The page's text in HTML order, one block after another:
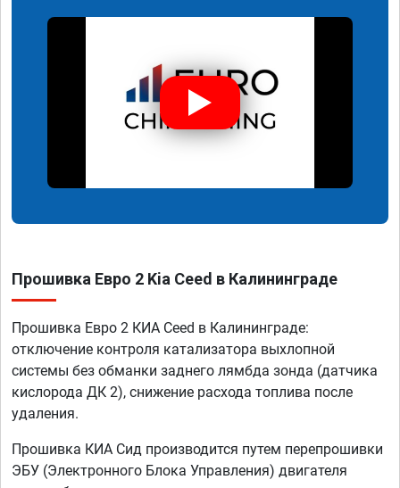
Прошивка Евро 2 Kia Ceed в Калининграде
Прошивка Евро 2 КИА Ceed в Калининграде:
отключение контроля катализатора выхлопной
системы без обманки заднего лямбда зонда (датчика
кислорода ДК 2), снижение расхода топлива после
удаления.
Прошивка КИА Сид производится путем перепрошивки
ЭБУ (Электронного Блока Управления) двигателя